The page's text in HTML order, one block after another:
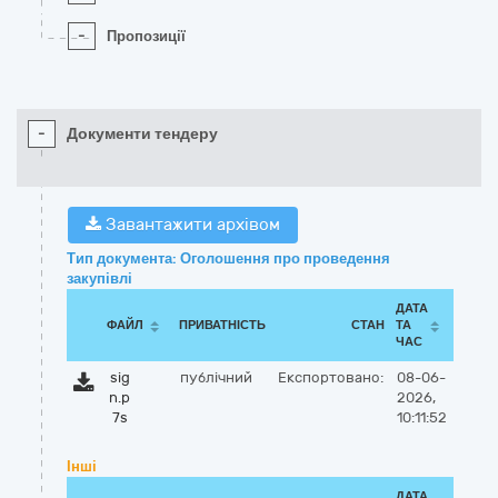
- Пропозиції
- Документи тендеру
Завантажити архівом
Тип документа: Оголошення про проведення
закупівлі
ФАЙЛ ПРИВАТНІСТЬ СТАН
ДАТА
ТА
ЧАС
sig
n.p
7s
публічний Експортовано:
08-06-
2026,
10:11:52
Інші